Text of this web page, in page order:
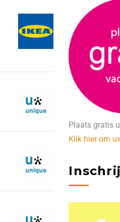
Plaats gratis
Klik hier om